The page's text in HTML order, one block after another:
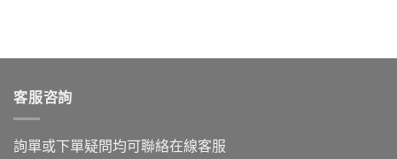
NT$4,500.00
客服咨詢
詢單或下單疑問均可聯絡在線客服